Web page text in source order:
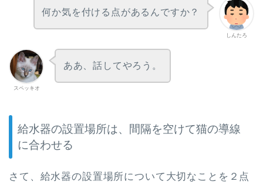
しんたろ
何か気を付ける点があるんですか？
スペッキオ
ああ、話してやろう。
給水器の設置場所は、間隔を空けて猫の導線
に合わせる
さて、給水器の設置場所について大切なことを２点